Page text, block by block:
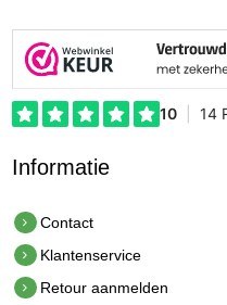
Informatie
Contact
Klantenservice
Retour aanmelden